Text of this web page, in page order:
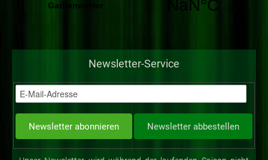
Newsletter-Service